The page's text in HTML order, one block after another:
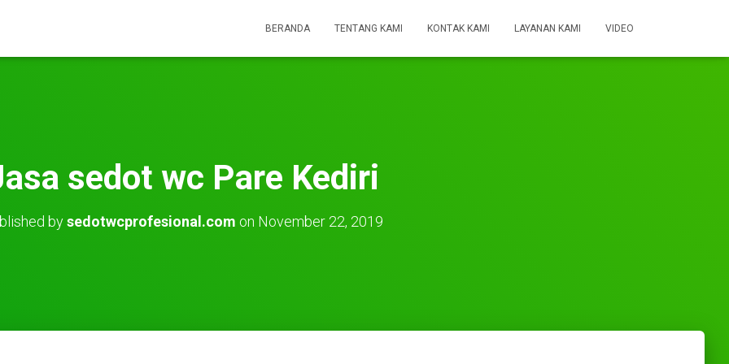
BERANDA TENTANG KAMI KONTAK KAMI LAYANAN KAMI VIDEO
sedot wc Pare Kediri
bysedotwcprofesional.com on November 22, 2019